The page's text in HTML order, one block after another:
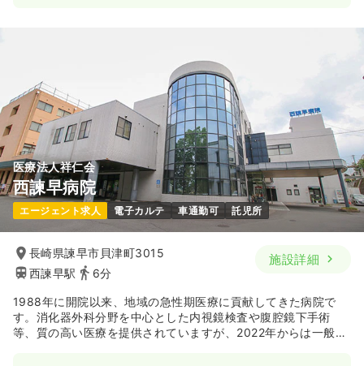
時間
日曜休み
月給25万円以上可
気になる 詳細を見る
日勤のみ（パート） 一時募集休止
給与 時給1,200円〜
時間 8:45～17:15
日曜休み
時給1,200円以上可
気になる 詳細を見る
医療法人祥仁会
西諫早病院
エージェント求人 電子カルテ 車通勤可 託児所
長崎県諫早市貝津町3015
西諫早駅
6分
施設詳細
1988年に開院以来、地域の急性期医療に貢献してきた病院で
す。消化器外科分野を中心とした内視鏡検査や腹腔鏡下手術
等、質の高い医療を提供されていますが、2022年からは一般病